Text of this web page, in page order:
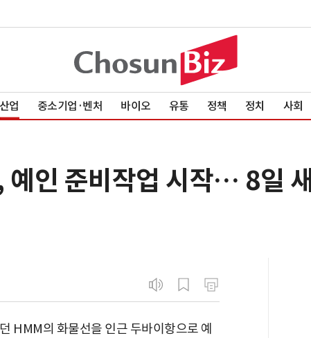
산업 중소기업·벤처 바이오 유통 정책 정치 사회
예인 준비작업 시작… 8일
HMM의 화물선을 인근 두바이항으로 예